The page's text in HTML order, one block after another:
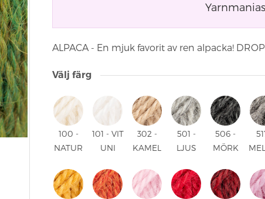
ALPACA - En mjuk favorit av ren alpacka!
Välj färg
100 -
NATUR
101 - VIT
UNI
302 -
KAMEL
501 -
LJUS
MIX
506 -
MÖRK
MIX